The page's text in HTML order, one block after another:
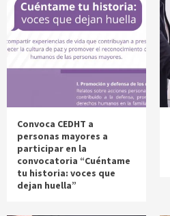
Convoca CEDHT a
personas mayores a
participar en la
convocatoria “Cuéntame
tu historia: voces que
dejan huella”